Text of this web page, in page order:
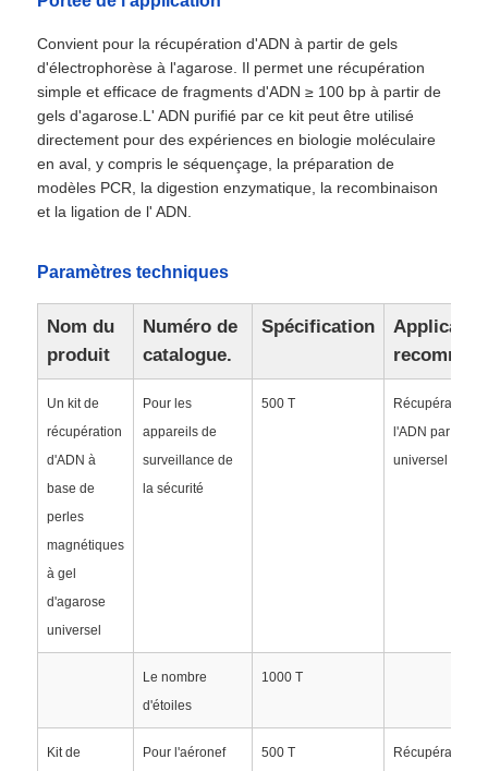
Accueil
Produits
À propos de nous
Contrôle de qualité
Convient pour la récupération d'ADN à partir de gels
d'électrophorèse à l'agarose. Il permet une récupération
simple et efficace de fragments d'ADN ≥ 100 bp à partir de
gels d'agarose.L' ADN purifié par ce kit peut être utilisé
directement pour des expériences en biologie moléculaire
en aval, y compris le séquençage, la préparation de
modèles PCR, la digestion enzymatique, la recombinaison
et la ligation de l' ADN.
Paramètres techniques
Nom du
produit
Numéro de
catalogue.
Spécification
Un kit de
récupération
d'ADN à
base de
perles
magnétiques
à gel
d'agarose
universel
Pour les
appareils de
surveillance de
la sécurité
500 T
Récupération
l'ADN par gel
universel
Le nombre
d'étoiles
1000 T
Kit de
Pour l'aéronef 500 T
Récupération